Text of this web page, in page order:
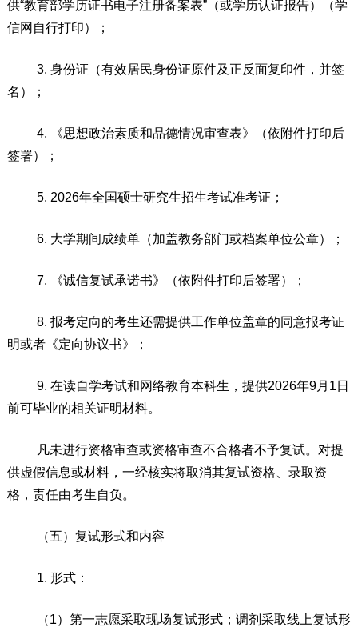
供“教育部学历证书电子注册备案表”（或学历认证报告）（学
信网自行打印）；
3. 身份证（有效居民身份证原件及正反面复印件，并签
名）
；
4.
《思想政治素质和品德情况审查表》（依附件打印后
签署）；
5. 2026年全国硕士研究生招生考试准考证；
6. 大学期间成绩单（加盖教务部门或档案单位公章）；
7. 《诚信复试承诺书》（依附件打印后签署）；
8. 报考定向的考生还需提供工作单位盖章的同意报考证
明或者《定向协议书》；
9. 在读自学考试和网络教育本科生，提供2026年9月 1 日
前可毕业的相关证明材料。
凡未进行资格审查或资格审查不合格者不予复试。对提
供虚假信息或材料，一经核实将取消其复试资格、录取资
格，责任由考生自负。
（五） 复试形式和内容
1. 形式：
（1） 第一志愿采取现场复试形式；调剂采取线上复试形